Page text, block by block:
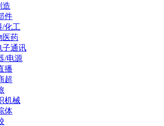
造
件
/化工
医药
子通讯
/电源
播
超
机械
体